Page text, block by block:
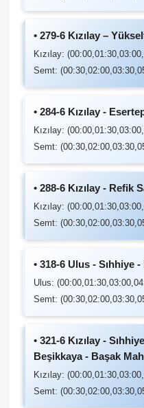
• 279-6 Kızılay –
Kızılay:
Semt:
• 284-6 Kızılay -
Kızılay:
Semt:
• 288-6 Kızılay - Refik
Kızılay:
Semt:
• 318-6 Ulus - Sıhhiye -
Ulus:
Semt:
• 321-6 Kızılay -
Beşikkaya - Başak
Kızılay:
Semt: